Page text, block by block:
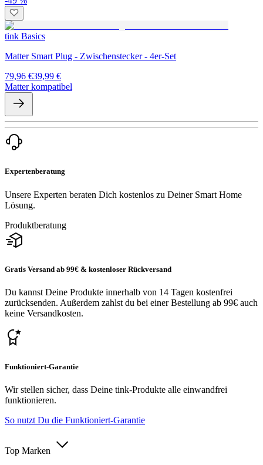
tink Basics
Matter Smart Plug - Zwischenstecker - 4er-Set
79,96 €39,99 €
Matter kompatibel
Expertenberatung
Unsere Experten beraten Dich kostenlos zu Deiner Smart Home
Lösung.
Produktberatung
Gratis Versand ab 99€ & kostenloser Rückversand
Du kannst Deine Produkte innerhalb von 14 Tagen kostenfrei
zurücksenden. Außerdem zahlst du bei einer Bestellung ab 99€ auch
keine Versandkosten.
Funktioniert-Garantie
Wir stellen sicher, dass Deine tink-Produkte alle einwandfrei
funktionieren.
So nutzt Du die Funktioniert-Garantie
Top Marken